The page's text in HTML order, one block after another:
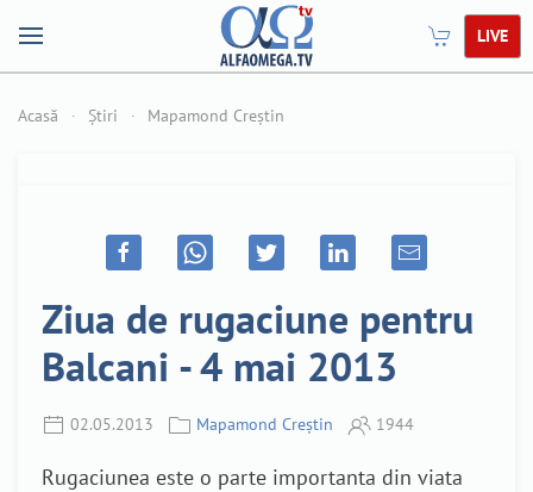
LIVE
Acasă Știri Mapamond Creștin
Ziua de rugaciune pentru
Balcani - 4 mai 2013
02.05.2013 Mapamond Creștin 1944
Rugaciunea este o parte importanta din viata